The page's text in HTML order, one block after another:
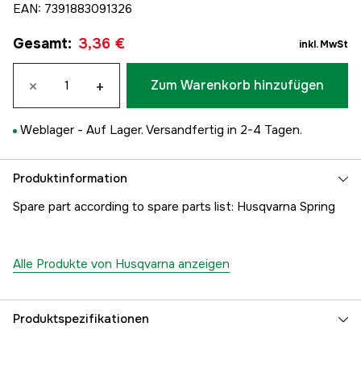
EAN: 7391883091326
Gesamt: 3,36 € inkl. MwSt
× + Zum Warenkorb hinzufügen
Weblager - Auf Lager. Versandfertig in 2-4 Tagen.
Produktinformation
Spare part according to spare parts list: Husqvarna Spring
Alle Produkte von Husqvarna anzeigen
Produktspezifikationen